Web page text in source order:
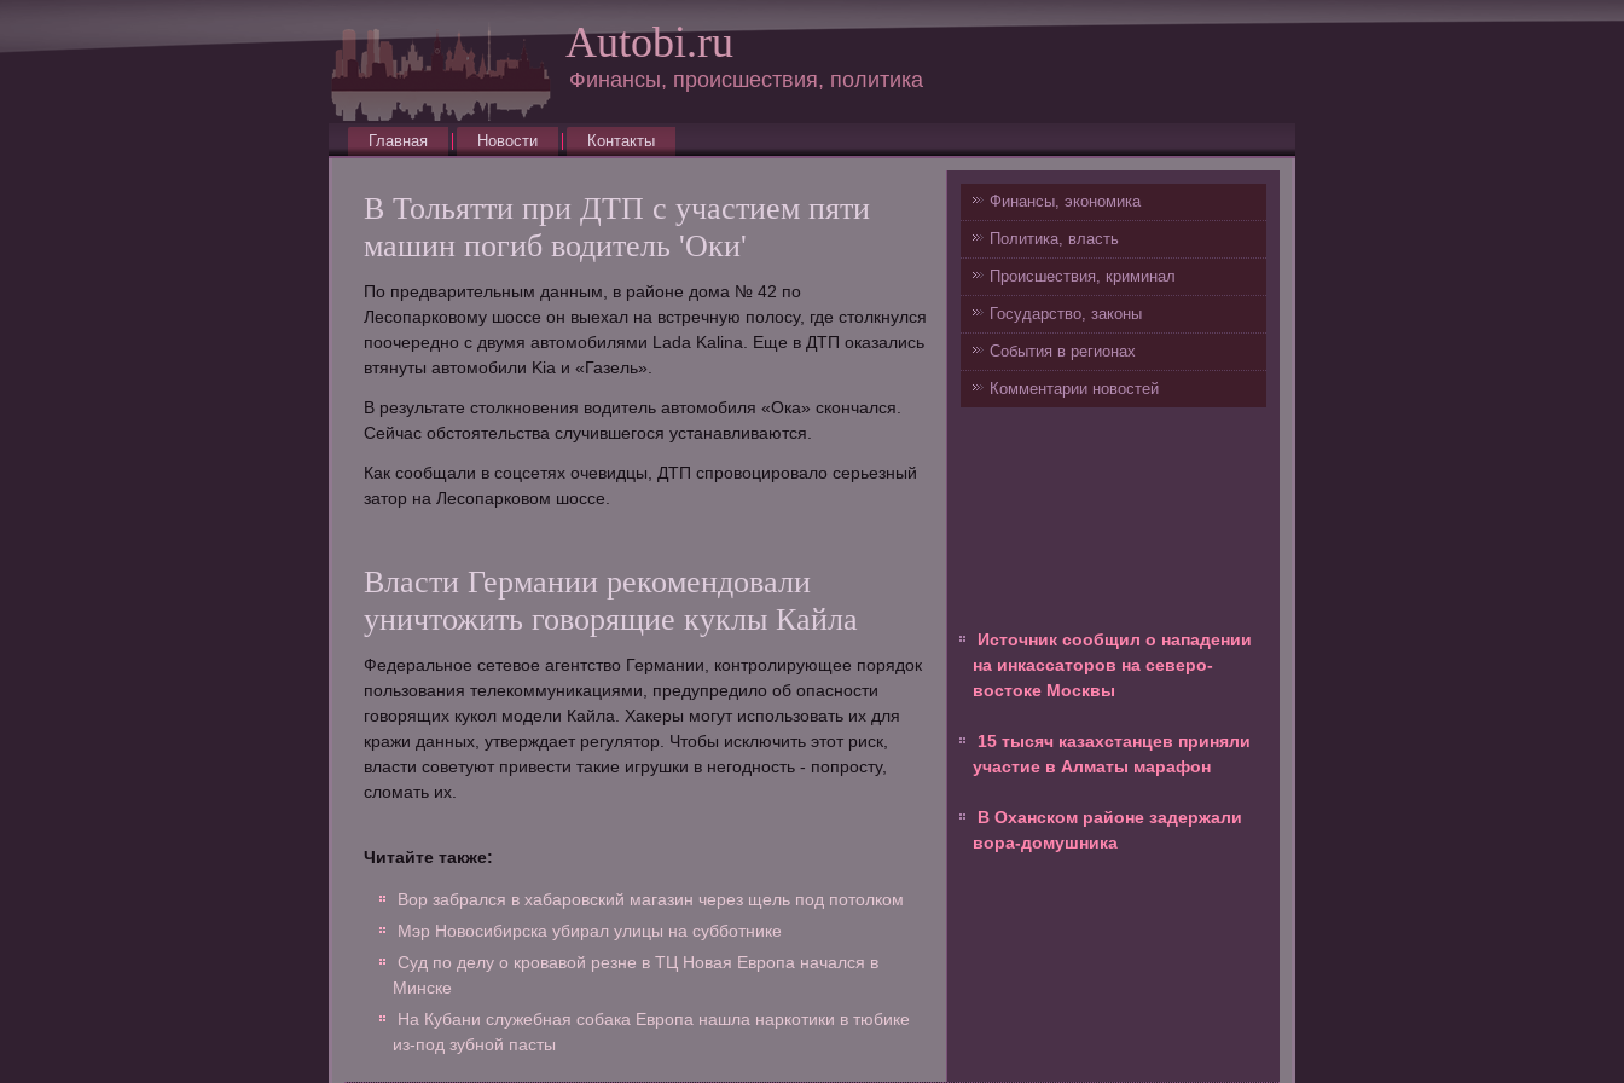
Autobi.ru
Финансы, происшествия, политика
Главная Новости Контакты
В Тольятти при ДТП с участием пяти
машин погиб водитель 'Оки'
По предварительным данным, в районе дома № 42 по
Лесопарковому шоссе он выехал на встречную полосу, где столкнулся
поочередно с двумя автомобилями Lada Kalina. Еще в ДТП оказались
втянуты автомобили Kia и «Газель».
В результате столкновения водитель автомобиля «Ока» скончался.
Сейчас обстоятельства случившегося устанавливаются.
Как сообщали в соцсетях очевидцы, ДТП спровоцировало серьезный
затор на Лесопарковом шоссе.
Власти Германии рекомендовали
уничтожить говорящие куклы Кайла
Федеральное сетевое агентство Германии, контролирующее порядок
пользования телекоммуникациями, предупредило об опасности
говорящих кукол модели Кайла. Хакеры могут использовать их для
кражи данных, утверждает регулятор. Чтобы исключить этот риск,
власти советуют привести такие игрушки в негодность - попросту,
сломать их.
Читайте также:
Вор забрался в хабаровский магазин через щель под потолком
Мэр Новосибирска убирал улицы на субботнике
Суд по делу о кровавой резне в ТЦ Новая Европа начался в
Минске
На Кубани служебная собака Европа нашла наркотики в тюбике
из-под зубной пасты
Финансы, экономика
Политика, власть
Происшествия, криминал
Государство, законы
События в регионах
Комментарии новостей
Источник сообщил о нападении
на инкассаторов на северо-
востоке Москвы
15 тысяч казахстанцев приняли
участие в Алматы марафон
В Оханском районе задержали
вора-домушника